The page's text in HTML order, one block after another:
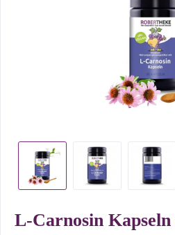
L-Carnosin Kapseln